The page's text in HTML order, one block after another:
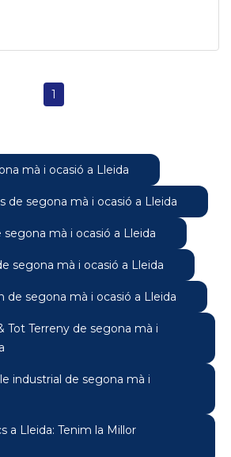
1
mà i ocasió a Lleida
de segona mà i ocasió a Lleida
mà i ocasió a Lleida
segona mà i ocasió a Lleida
de segona mà i ocasió a Lleida
Tot Terreny de segona mà i
industrial de segona mà i
a Lleida: Tenim la Millor